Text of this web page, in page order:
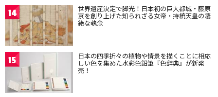
14 世界遺産決定で脚光！日本初の巨大都城・藤原
京を創り上げた知られざる女帝・持統天皇の凄
絶な執念
15 日本の四季折々の植物や情景を描くことに相応
しい色を集めた水彩色鉛筆『色辞典』が新発
売！